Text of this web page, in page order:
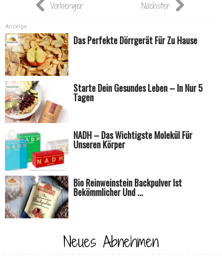
Vorheriger Nächster
Das Perfekte Dörrgerät Für Zu Hause
Starte Dein Gesundes Leben – In Nur 5
Tagen
Anzeige
NADH – Das Wichtigste Molekül Für
Unseren Körper
Bio Reinweinstein Backpulver Ist
Bekömmlicher Und ...
Neues Abnehmen